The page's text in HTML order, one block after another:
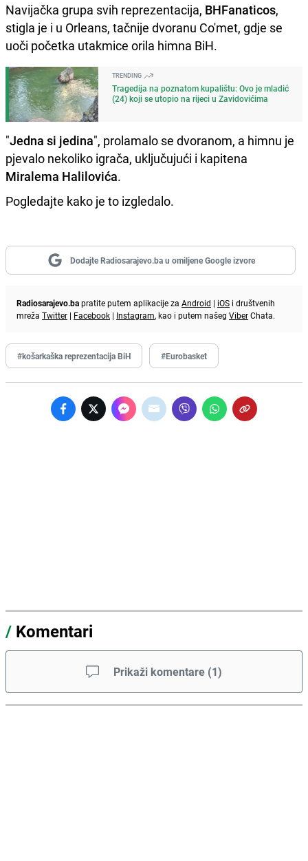
Navijačka grupa svih reprezentacija, BHFanaticos,
stigla je i u Orleans, tačnije dvoranu Co'met, gdje se
uoči početka utakmice orila himna BiH.
TRENDING
Tragedija na poznatom kupalištu: Ovo je mladić
(24) koji se utopio na rijeci u Zavidovićima
"Jedna si jedina", prolamalo se dvoranom, a himnu je
pjevalo nekoliko igrača, uključujući i kapitena
Miralema Halilovića.
Pogledajte kako je to izgledalo.
Dodajte Radiosarajevo.ba u omiljene Google izvore
Radiosarajevo.bapratite putem aplikacije za Android | iOS i društvenih
mreža Twitter | Facebook | Instagram, kao i putem našeg ViberChata.
#košarkaška reprezentacija BiH #Eurobasket
/ Komentari
Prikaži komentare (1)